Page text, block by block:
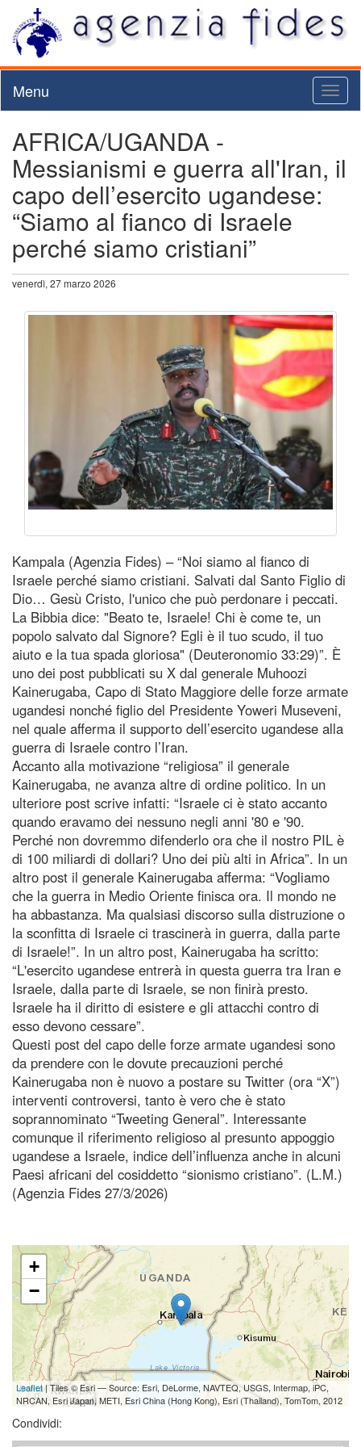
Menu
AFRICA/UGANDA -
Messianismi e guerra all'Iran, il
capo dell’esercito ugandese:
“Siamo al fianco di Israele
perché siamo cristiani”
venerdì, 27 marzo 2026
Kampala (Agenzia Fides) – “Noi siamo al fianco di
Israele perché siamo cristiani. Salvati dal Santo Figlio di
Dio… Gesù Cristo, l'unico che può perdonare i peccati.
La Bibbia dice: "Beato te, Israele! Chi è come te, un
popolo salvato dal Signore? Egli è il tuo scudo, il tuo
aiuto e la tua spada gloriosa" (Deuteronomio 33:29)”. È
uno dei post pubblicati su X dal generale Muhoozi
Kainerugaba, Capo di Stato Maggiore delle forze armate
ugandesi nonché figlio del Presidente Yoweri Museveni,
nel quale afferma il supporto dell’esercito ugandese alla
guerra di Israele contro l’Iran.
Accanto alla motivazione “religiosa” il generale
Kainerugaba, ne avanza altre di ordine politico. In un
ulteriore post scrive infatti: “Israele ci è stato accanto
quando eravamo dei nessuno negli anni '80 e '90.
Perché non dovremmo difenderlo ora che il nostro PIL è
di 100 miliardi di dollari? Uno dei più alti in Africa”. In un
altro post il generale Kainerugaba afferma: “Vogliamo
che la guerra in Medio Oriente finisca ora. Il mondo ne
ha abbastanza. Ma qualsiasi discorso sulla distruzione o
la sconfitta di Israele ci trascinerà in guerra, dalla parte
di Israele!”. In un altro post, Kainerugaba ha scritto:
“L'esercito ugandese entrerà in questa guerra tra Iran e
Israele, dalla parte di Israele, se non finirà presto.
Israele ha il diritto di esistere e gli attacchi contro di
esso devono cessare”.
Questi post del capo delle forze armate ugandesi sono
da prendere con le dovute precauzioni perché
Kainerugaba non è nuovo a postare su Twitter (ora “X”)
interventi controversi, tanto è vero che è stato
soprannominato “Tweeting General”. Interessante
comunque il riferimento religioso al presunto appoggio
ugandese a Israele, indice dell’influenza anche in alcuni
Paesi africani del cosiddetto “sionismo cristiano”. (L.M.)
(Agenzia Fides 27/3/2026)
+
−
Leaflet| Tiles © Esri — Source: Esri, DeLorme, NAVTEQ, USGS, Intermap, iPC,
NRCAN, Esri Japan, METI, Esri China (Hong Kong), Esri (Thailand), TomTom, 2012
Condividi: